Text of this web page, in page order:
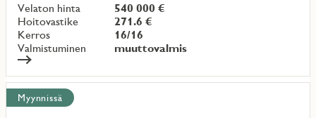
Velaton hinta
540 000 €
Hoitovastike
271.6 €
Kerros
16/16
Valmistuminen
muuttovalmis
Myynnissä